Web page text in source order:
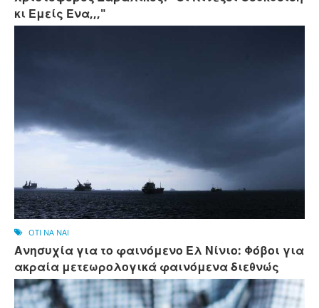
κι Εμείς Ένα,,,"
OTI NA NAI
Ανησυχία για το φαινόμενο Ελ Νίνιο: Φόβοι για
ακραία μετεωρολογικά φαινόμενα διεθνώς